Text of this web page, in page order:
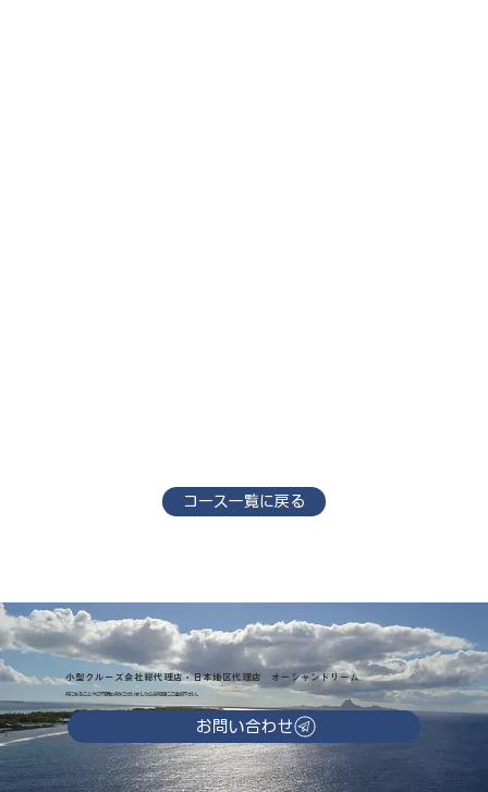
コース一覧に戻る
小型クルーズ会社総代理店・日本地区代理店 オーシャンドリーム
気になることやご不明な点がございましたらお気軽にご連絡下さい。
お問い合わせ